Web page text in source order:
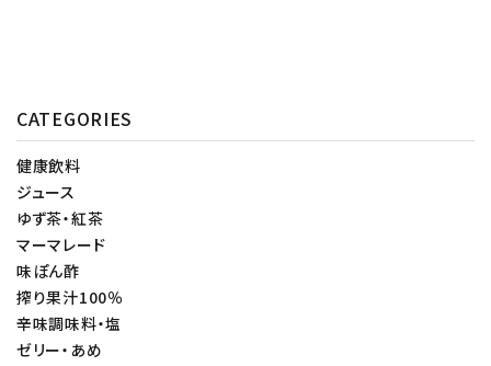
CATEGORIES
健康飲料
ジュース
ゆず茶・紅茶
マーマレード
味ぽん酢
搾り果汁100％
辛味調味料・塩
ゼリー・あめ